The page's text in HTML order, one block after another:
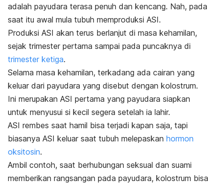
adalah payudara terasa penuh dan kencang. Nah, pada
saat itu awal mula tubuh memproduksi ASI.
Produksi ASI akan terus berlanjut di masa kehamilan,
sejak trimester pertama sampai pada puncaknya di
trimester ketiga.
Selama masa kehamilan, terkadang ada cairan yang
keluar dari payudara yang disebut dengan kolostrum.
Ini merupakan ASI pertama yang payudara siapkan
untuk menyusui si kecil segera setelah ia lahir.
ASI rembes saat hamil bisa terjadi kapan saja, tapi
biasanya ASI keluar saat tubuh melepaskan hormon
oksitosin.
Ambil contoh, saat berhubungan seksual dan suami
memberikan rangsangan pada payudara, kolostrum bisa